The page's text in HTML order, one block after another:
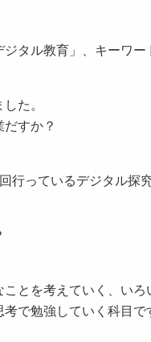
タル教育」、キーワー
た。
すか？
っているデジタル探究
とを考えていく、い
で勉強していく科目で